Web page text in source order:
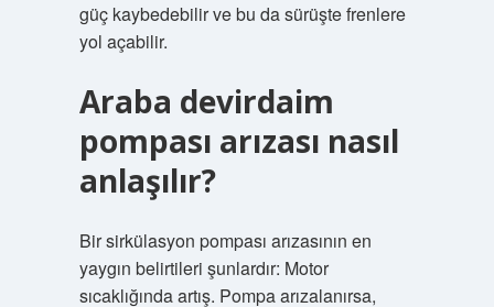
güç kaybedebilir ve bu da sürüşte frenlere
yol açabilir.
Araba devirdaim
pompası arızası nasıl
anlaşılır?
Bir sirkülasyon pompası arızasının en
yaygın belirtileri şunlardır: Motor
sıcaklığında artış. Pompa arızalanırsa,